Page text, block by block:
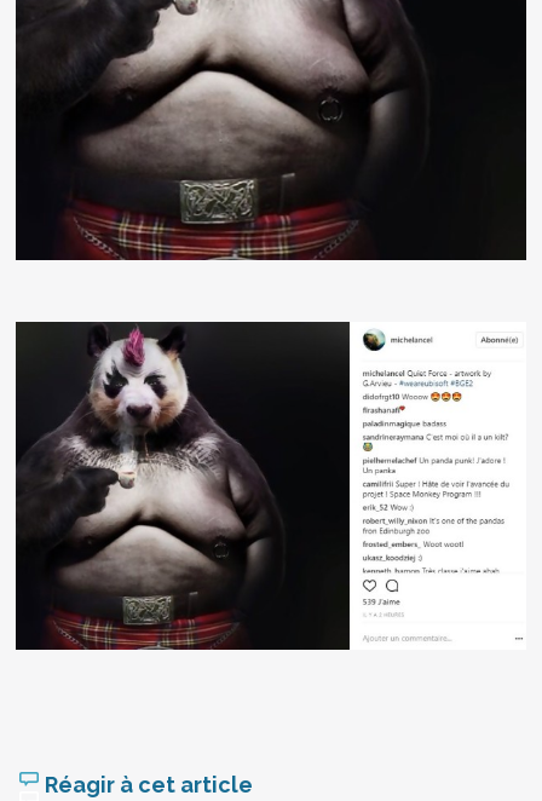
Réagir à cet article